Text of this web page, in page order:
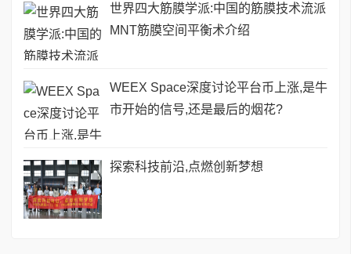
世界四大筋膜学派:中国的筋膜技术流派
MNT筋膜空间平衡术介绍
WEEX Space深度讨论平台币上涨,是牛
市开始的信号,还是最后的烟花?
探索科技前沿,点燃创新梦想